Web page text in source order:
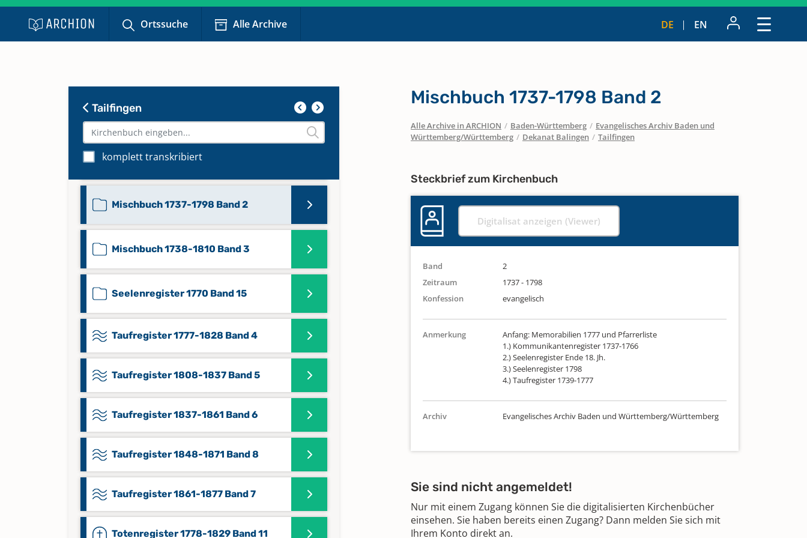
Ortssuche Alle Archive DE EN
Tailfingen
komplett transkribiert
Familienregister 9999-0000 Band 17
Konfirmandenregister 1778-1869
Band 12
Mischbuch 1639-1739 Band 1
Mischbuch 1737-1798 Band 2
Mischbuch 1738-1810 Band 3
Seelenregister 1770 Band 15
Taufregister 1777-1828 Band 4
Taufregister 1808-1837 Band 5
Taufregister 1837-1861 Band 6
Taufregister 1848-1871 Band 8
Taufregister 1861-1877 Band 7
Totenregister 1778-1829 Band 11
Mischbuch 1737-1798 Band 2
Alle Archive in ARCHION / Baden-Württemberg / Evangelisches Archiv Baden und
Württemberg/Württemberg / Dekanat Balingen / Tailfingen
Steckbrief zum Kirchenbuch
Digitalisat anzeigen (Viewer)
Band
2
Zeitraum
1737 - 1798
Konfession
evangelisch
Anmerkung
Anfang: Memorabilien 1777 und Pfarrerliste
1.) Kommunikantenregister 1737-1766
2.) Seelenregister Ende 18. Jh.
3.) Seelenregister 1798
4.) Taufregister 1739-1777
Archiv Evangelisches Archiv Baden und Württemberg/Württemberg
Sie sind nicht angemeldet!
Nur mit einem Zugang können Sie die digitalisierten Kirchenbücher
einsehen. Sie haben bereits einen Zugang? Dann melden Sie sich mit
Ihrem Konto direkt an.